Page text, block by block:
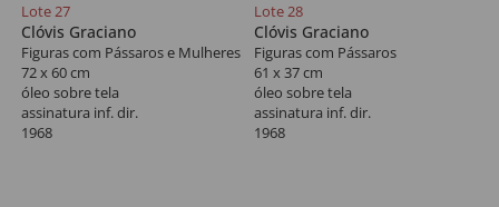
Lote 27
Clóvis Graciano
Figuras com Pássaros e Mulheres
72 x 60 cm
óleo sobre tela
assinatura inf. dir.
1968
Lote 28
Clóvis Graciano
Figuras com Pássaros
61 x 37 cm
óleo sobre tela
assinatura inf. dir.
1968